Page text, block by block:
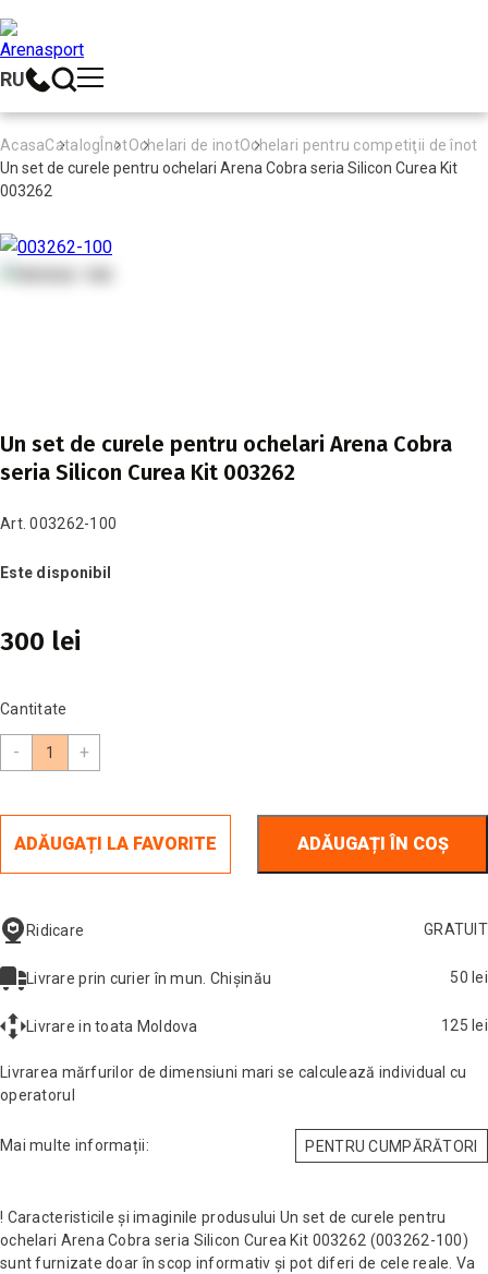
RU
AcasaCatalog ÎnotOchelari de inotOchelari pentru competiţii de înot
Un set de curele pentru ochelari Arena Cobra seria Silicon Curea Kit
003262
Un set de curele pentru ochelari Arena Cobra
seria Silicon Curea Kit 003262
Art. 003262-100
Este disponibil
300 lei
Cantitate
- +
ADĂUGAȚI LA FAVORITE ADĂUGAȚI ÎN COȘ
Ridicare GRATUIT
Livrare prin curier în mun. Chișinău 50 lei
Livrare in toata Moldova 125 lei
Livrarea mărfurilor de dimensiuni mari se calculează individual cu
operatorul
Mai multe informații: PENTRU CUMPĂRĂTORI
! Caracteristicile și imaginile produsului Un set de curele pentru
ochelari Arena Cobra seria Silicon Curea Kit 003262 (003262-100)
sunt furnizate doar în scop informativ și pot diferi de cele reale. Va